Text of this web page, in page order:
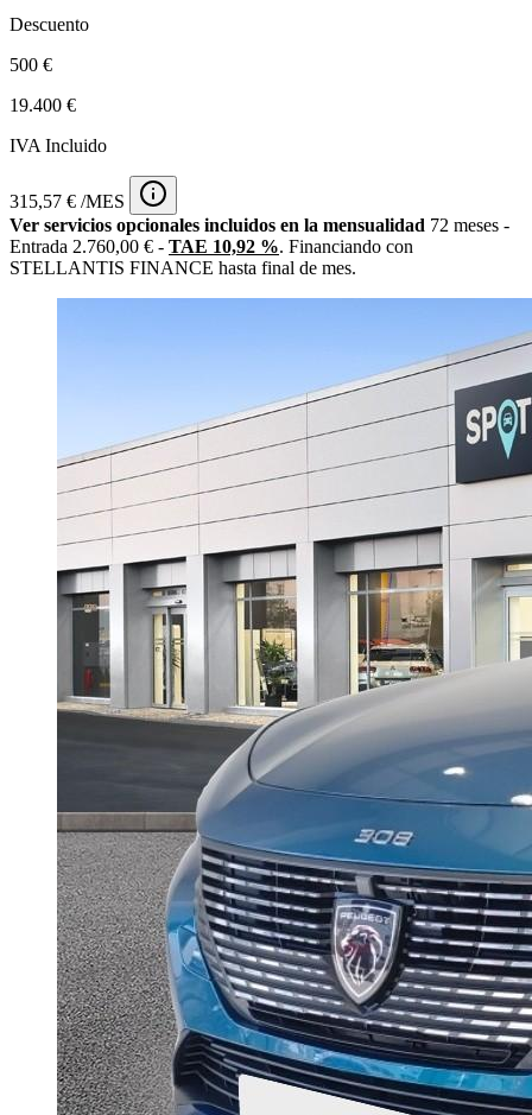
Descuento
500 €
19.400 €
IVA Incluido
315,57 € /MES
Ver servicios opcionales incluidos en la mensualidad 72 meses -
Entrada 2.760,00 € - TAE 10,92 %. Financiando con
STELLANTIS FINANCE hasta final de mes.